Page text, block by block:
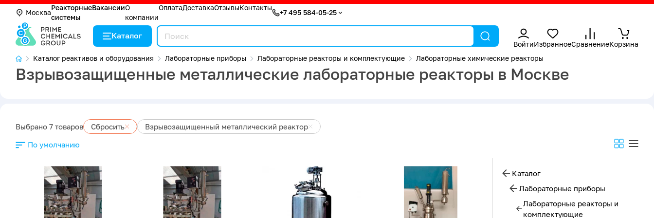
Москва
Реакторные
системы
ВакансииО
компании
ОплатаДоставкаОтзывыКонтакты
+7 495 584-05-25
Каталог
ВойтиИзбранноеСравнениеКорзина
Каталог реактивов и оборудования
Лабораторные приборы Лабораторные реакторы и комплектующие Лабораторные химические реакторы
Взрывозащищенные металлические лабораторные реакторы в Москве
Выбрано 7 товаров Сбросить Взрывозащищенный металлический реактор
По умолчанию
Каталог
Лабораторные приборы
Лабораторные реакторы и
комплектующие